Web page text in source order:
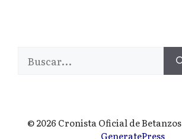
© 2026 Cronista Oficial de Betanzos
GeneratePress